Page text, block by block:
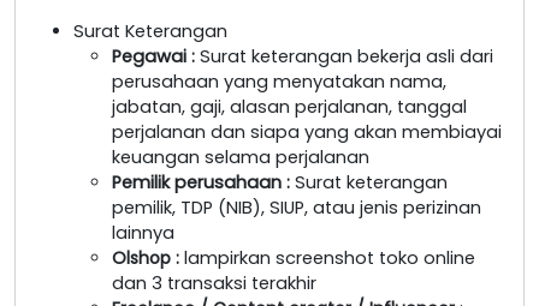
Surat Keterangan
Pegawai : Surat keterangan bekerja asli dari
perusahaan yang menyatakan nama,
jabatan, gaji, alasan perjalanan, tanggal
perjalanan dan siapa yang akan membiayai
keuangan selama perjalanan
Pemilik perusahaan : Surat keterangan
pemilik, TDP (NIB), SIUP, atau jenis perizinan
lainnya
Olshop : lampirkan screenshot toko online
dan 3 transaksi terakhir